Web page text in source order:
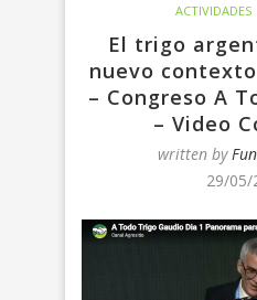
ACTIVIDADES
El trigo
nuevo
– Congreso A
– Video
written by
29/05/